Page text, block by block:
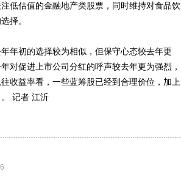
低估值的金融地产类股票，同时维持对食品饮
择。
初的选择较为相似，但保守心态较去年更
对促进上市公司分红的呼声较去年更为强烈，
收益率看，一些蓝筹股已经到合理价位，加上
记者 江沂